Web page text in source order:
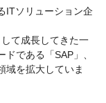
ITソリューション企
て成長してきた一
である「SAP」、
域を拡大していま